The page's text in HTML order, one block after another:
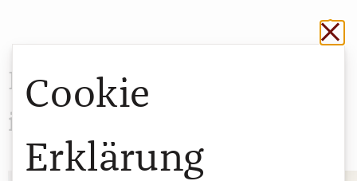
Das könnte Sie auch
interessieren
Cookie
Erklärung